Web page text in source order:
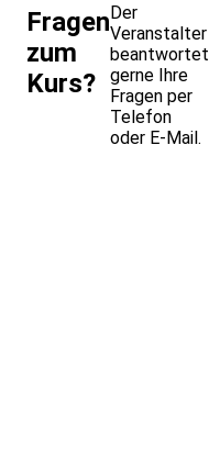
Fragen
zum
Kurs?
Der
Veranstalter
beantwortet
gerne Ihre
Fragen per
Telefon
oder E-Mail.